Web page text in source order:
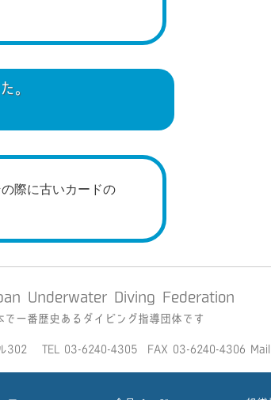
。
際に古いカードの
Underwater Diving Federation
一番歴史あるダイビング指導団体です
ル302 TEL 03-6240-4305 FAX 03-6240-4306 Mail